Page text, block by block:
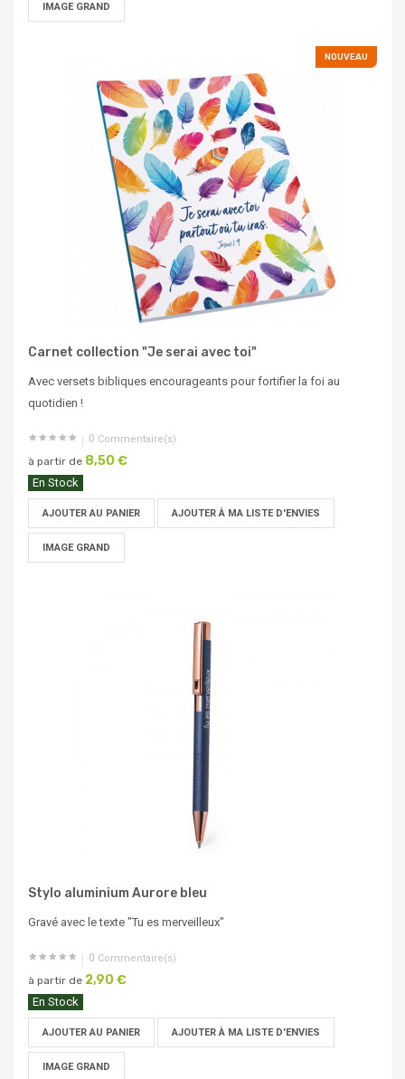
IMAGE GRAND
NOUVEAU
Carnet collection "Je serai avec toi"
Avec versets bibliques encourageants pour fortifier la foi au
quotidien !
0 Commentaire(s)
à partir de 8,50 €
En Stock
AJOUTER AU PANIER AJOUTER À MA LISTE D'ENVIES
IMAGE GRAND
Stylo aluminium Aurore bleu
Gravé avec le texte "Tu es merveilleux"
0 Commentaire(s)
à partir de 2,90 €
En Stock
AJOUTER AU PANIER AJOUTER À MA LISTE D'ENVIES
IMAGE GRAND